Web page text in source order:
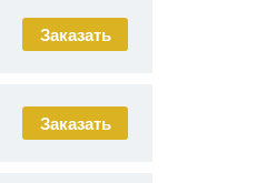
Заказать
Заказать